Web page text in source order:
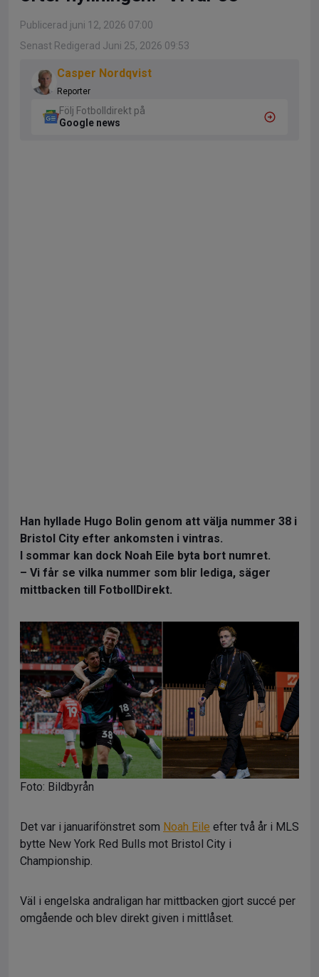
Publicerad juni 12, 2026 07:00
Senast Redigerad Juni 25, 2026 09:53
Casper Nordqvist
Reporter
Följ Fotbolldirekt på
Google news
Han hyllade Hugo Bolin genom att välja nummer 38 i
Bristol City efter ankomsten i vintras.
I sommar kan dock Noah Eile byta bort numret.
– Vi får se vilka nummer som blir lediga, säger
mittbacken till FotbollDirekt.
Foto: Bildbyrån
Det var i januarifönstret som Noah Eile efter två år i MLS
bytte New York Red Bulls mot Bristol City i
Championship.
Väl i engelska andraligan har mittbacken gjort succé per
omgående och blev direkt given i mittlåset.